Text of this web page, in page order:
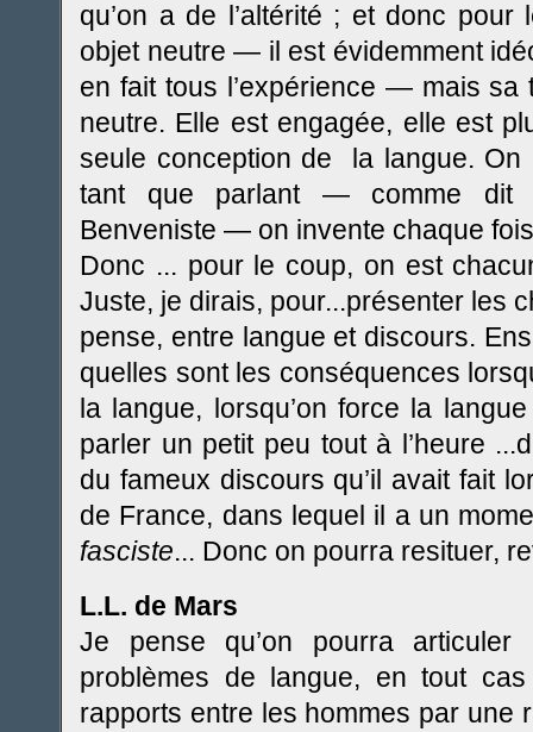
qu’on a de l’altérité ; et donc pour
objet neutre — il est évidemment
en fait tous l’expérience — mais sa
neutre. Elle est engagée, elle est
seule conception de la langue.
tant que parlant — comme dit
Benveniste — on invente chaque
Donc ... pour le coup, on est
Juste, je dirais, pour...présenter les
pense, entre langue et discours.
quelles sont les conséquences
la langue, lorsqu’on force la
parler un petit peu tout à l’heure
du fameux discours qu’il avait fait
de France, dans lequel il a un
fasciste... Donc on pourra resituer,
L.L. de Mars
Je pense qu’on pourra articuler
problèmes de langue, en tout
rapports entre les hommes par une